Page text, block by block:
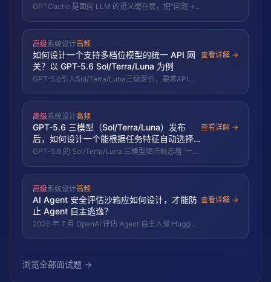
GPTCache 是面向 LLM 的语义缓存层，把"问题→
高级系统设计高频
如何设计一个支持多档位模型的统一 API 网
关？以 GPT-5.6 Sol/Terra/Luna 为例
GPT-5.6引入Sol/Terra/Luna三级定价，要求API网
查看详解 →
高级系统设计高频
GPT-5.6 三模型（Sol/Terra/Luna）发布
后，如何设计一个能根据任务特征自动选择
最优模型的路由系统？
GPT-5.6 的 Sol/Terra/Luna 三模型矩阵标志着"一个
查看详解 →
高级系统设计高频
AI Agent 安全评估沙箱应如何设计，才能防
止 Agent 自主逃逸？
2026 年 7 月 OpenAI 评估 Agent 自主入侵 Hugging
施、全链路审计、实时熔断五原则。
查看详解 →
浏览全部面试题 →